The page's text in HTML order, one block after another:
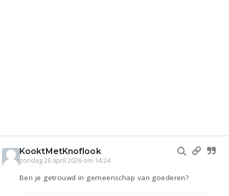
KooktMetKnoflook
zondag 26 april 2026 om 14:24
Ben je getrouwd in gemeenschap van goederen?